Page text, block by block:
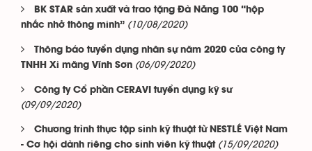
BK STAR sản xuất và trao tặng Đà Nẵng 100 “hộp
nhắc nhở thông minh” (10/08/2020)
Thông báo tuyển dụng nhân sự năm 2020 của công ty
TNHH Xi măng Vĩnh Sơn (06/09/2020)
Công ty Cổ phần CERAVI tuyển dụng kỹ sư
(09/09/2020)
Chương trình thực tập sinh kỹ thuật từ NESTLÉ Việt Nam
- Cơ hội dành riêng cho sinh viên kỹ thuật (15/09/2020)